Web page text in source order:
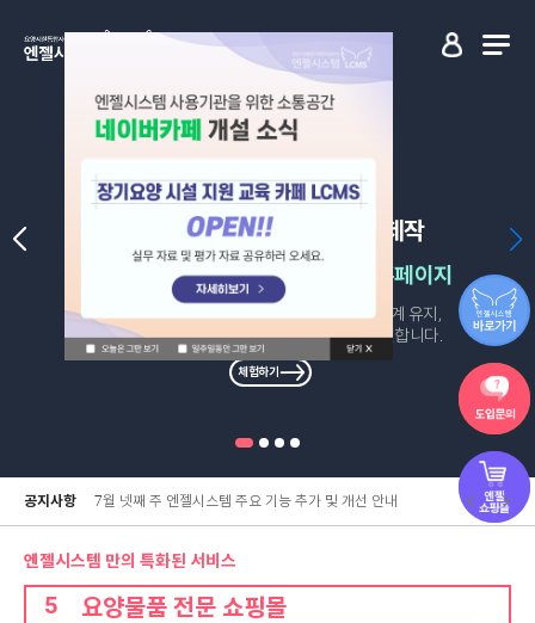
기관의 특성을 담은 홈페이지 제작
계절별로 디자인이 자동 변경되는 홈페이지
수급자 정보 자동연동으로 보호자와의 신뢰관계 유지,
감각적인 디자인으로 기관 홍보 효과 또한 탁월합니다.
체험하기
공지사항 7월 넷째 주 엔젤시스템 주요 기능 추가 및 개선 안내
[필독] 서비
스 이용 안내
엔젤시스템 만의 특화된 서비스
5 요양물품 전문 쇼핑몰